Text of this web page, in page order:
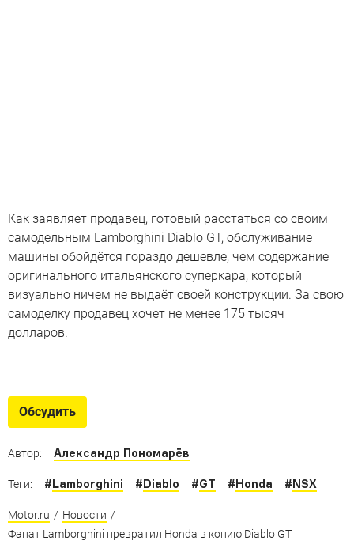
Как заявляет продавец, готовый расстаться со своим
самодельным Lamborghini Diablo GT, обслуживание
машины обойдётся гораздо дешевле, чем содержание
оригинального итальянского суперкара, который
визуально ничем не выдаёт своей конструкции. За свою
самоделку продавец хочет не менее 175 тысяч
долларов.
«Народный спорткар» из Японии, который дал бой
Обсудить
Автор: Александр Пономарёв
Теги: #Lamborghini #Diablo #GT #Honda #NSX
Motor.ru / Новости /
Фанат Lamborghini превратил Honda в копию Diablo GT